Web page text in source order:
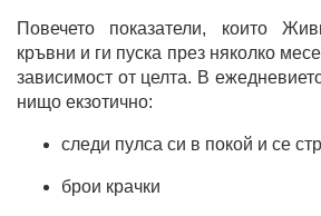
Повечето показатели, които
кръвни и ги пуска през няколко
зависимост от целта. В
нищо екзотично:
следи пулса си в покой и се
брои крачки